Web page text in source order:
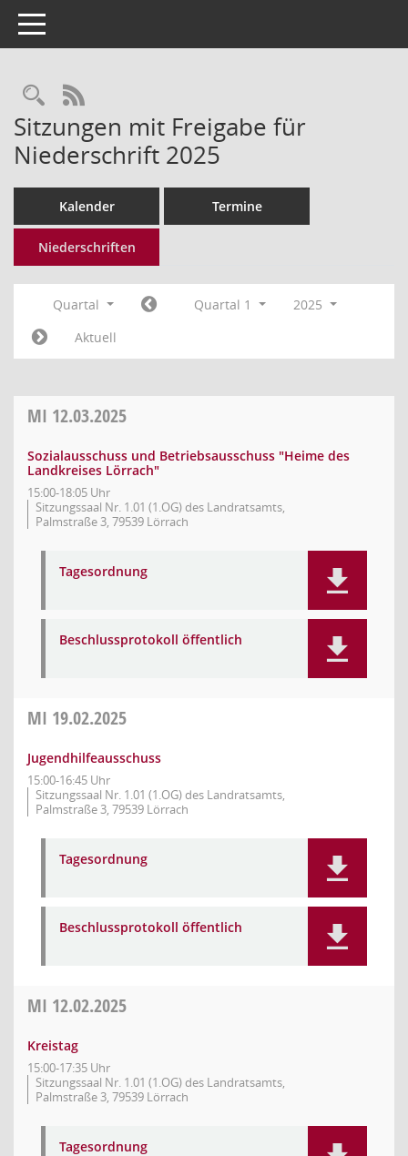
Toggle navigation
Rechercheauswahl
RSS-Feed
Sitzungen mit Freigabe für
Niederschrift 2025
Kalender Termine
Niederschriften
Quartal Quartal 1
2025
Aktuell
MI 12.03.2025
Sozialausschuss und Betriebsausschuss "Heime des
Landkreises Lörrach"
15:00-18:05 Uhr
Sitzungssaal Nr. 1.01 (1.OG) des Landratsamts,
Palmstraße 3, 79539 Lörrach
Tagesordnung
Beschlussprotokoll öffentlich
MI 19.02.2025
Jugendhilfeausschuss
15:00-16:45 Uhr
Sitzungssaal Nr. 1.01 (1.OG) des Landratsamts,
Palmstraße 3, 79539 Lörrach
Tagesordnung
Beschlussprotokoll öffentlich
MI 12.02.2025
Kreistag
15:00-17:35 Uhr
Sitzungssaal Nr. 1.01 (1.OG) des Landratsamts,
Palmstraße 3, 79539 Lörrach
Tagesordnung